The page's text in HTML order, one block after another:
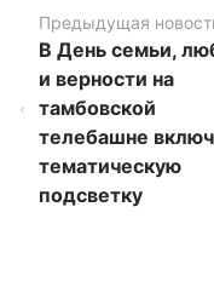
Предыдущая
В День семьи,
и верности на
тамбовской
телебашне
тематическую
подсветку